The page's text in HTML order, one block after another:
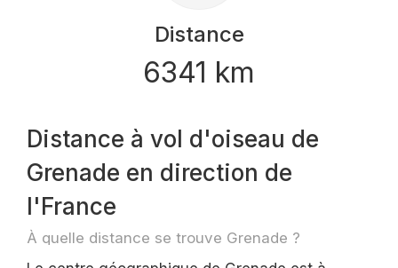
Distance
6341 km
Distance à vol d'oiseau de
Grenade en direction de
l'France
À quelle distance se trouve Grenade ?